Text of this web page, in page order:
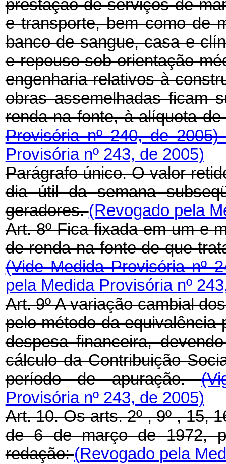
prestação de serviços de
e transporte, bem como de
banco de sangue, casa e
e repouso sob orientação
engenharia relativos à
obras assemelhadas ficam
renda na fonte, à alíquota
Provisória nº 240, de 2005)
Provisória nº 243, de 2005)
Parágrafo único. O valor
dia útil da semana
geradores.(Revogado pela
Art. 8º Fica fixada em um e
de renda na fonte de que
(Vide Medida Provisória nº
pela Medida Provisória nº
Art. 9º A variação cambial
pelo método da equivalência
despesa financeira,
cálculo da Contribuição
período de apuração.
Provisória nº 243, de 2005)
Art. 10. Os arts. 2º , 9º , 15,
de 6 de março de 1972,
redação:(Revogado pela